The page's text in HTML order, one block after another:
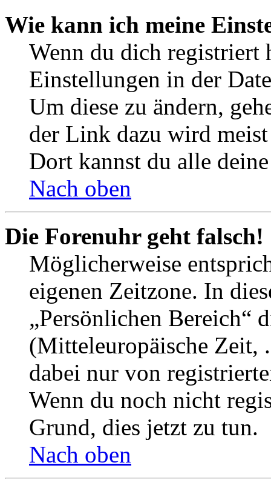
Wie kann ich meine
Wenn du dich registriert
Einstellungen in der
Um diese zu ändern,
der Link dazu wird
Dort kannst du alle
Nach oben
Die Forenuhr geht falsch!
Möglicherweise
eigenen Zeitzone. In
„Persönlichen Bereich“
(Mitteleuropäische Zeit,
dabei nur von
Wenn du noch nicht
Grund, dies jetzt zu tun.
Nach oben